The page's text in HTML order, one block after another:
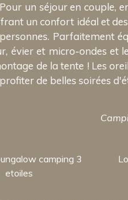
un séjour en couple,
un confort idéal et
Parfaitement
évier et micro-ondes
de la tente ! Les
de belles soirées
camping 3
etoiles